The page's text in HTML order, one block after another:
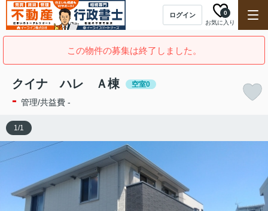
ログイン
お気に入り
0
この物件の募集は終了しました。
クイナ ハレ Ａ棟 空室0
- 管理/共益費 -
1/1